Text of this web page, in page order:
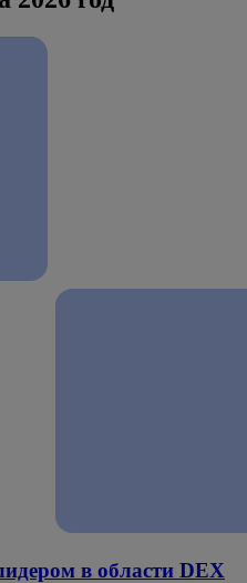
в области DEX